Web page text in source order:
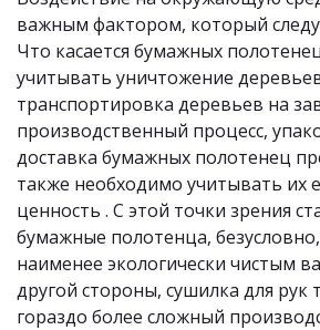
важным фактором, который
Что касается бумажных
учитывать уничтожение
транспортировка деревьев на
производственный процесс,
доставка бумажных полотенец
также необходимо учитывать их
ценность . С этой точки зрения
бумажные полотенца,
наименее экологически чистым
другой стороны, сушилка для рук
гораздо более сложный